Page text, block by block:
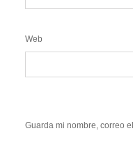
Web
Guarda mi nombre, correo